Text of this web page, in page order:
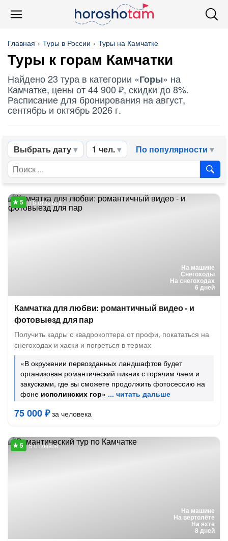
Главная Туры в России Туры на Камчатке
Туры к горам Камчатки
Найдено 23 тура в категории «Горы» на
Камчатке, цены от 44 900 ₽, скидки до 8%.
Расписание для бронирования на август,
сентябрь и октябрь 2026 г.
Выбрать дату 1 чел. По популярности
На машине
Снегоходы
На снегоходах
6 дней
16 отзывов
Камчатка для любви: романтичный видео - и
фотовыезд для пар
Получить кадры с квадрокоптера от профи, покататься на
снегоходах и хаски и погреться в термах
«В окружении первозданных ландшафтов будет
организован романтический пикник с горячим чаем и
закусками, где вы сможете продолжить фотосессию на
фоне исполинских гор»
75 000 ₽за человека
На машине
На вертолёте
На яхте
8 дней
5 отзывов